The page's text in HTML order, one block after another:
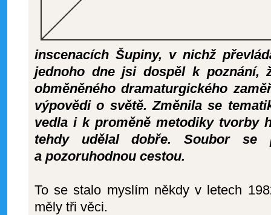
inscenacích Šupiny, v nichž
jednoho dne jsi dospěl k poznání,
obměněného dramaturgického
výpovědi o světě. Změnila se
vedla i k proměně metodiky tvorby
tehdy udělal dobře. Soubor se
a pozoruhodnou cestou.
To se stalo myslím někdy v letech
měly tři věci.